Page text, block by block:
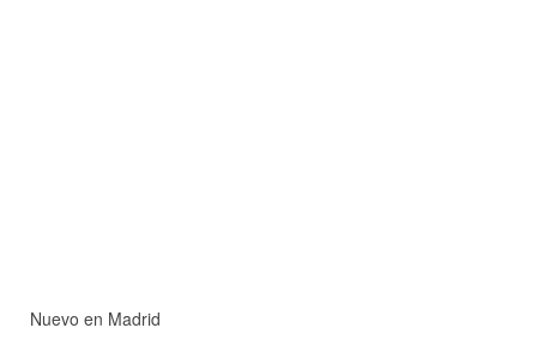
Nuevo en Madrid